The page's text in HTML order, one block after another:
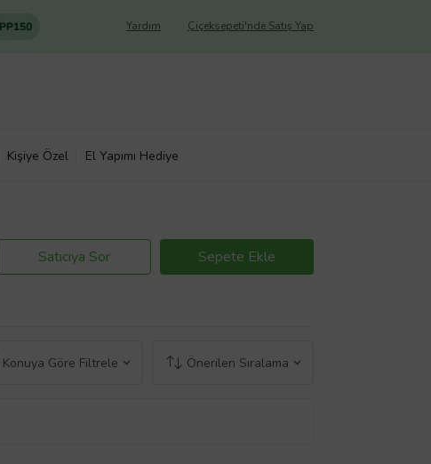
Çiçeksepeti'nde Satış Yap
Yardım
Kişiye Özel El Yapımı Hediye
Satıcıya Sor Sepete Ekle
Konuya Göre Filtrele Önerilen Sıralama